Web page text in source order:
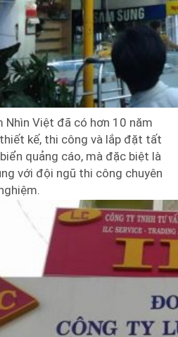
Nhìn Việt đã có hơn 10 năm
kế, thi công và lắp đặt tất
quảng cáo, mà đặc biệt là
với đội ngũ thi công chuyên